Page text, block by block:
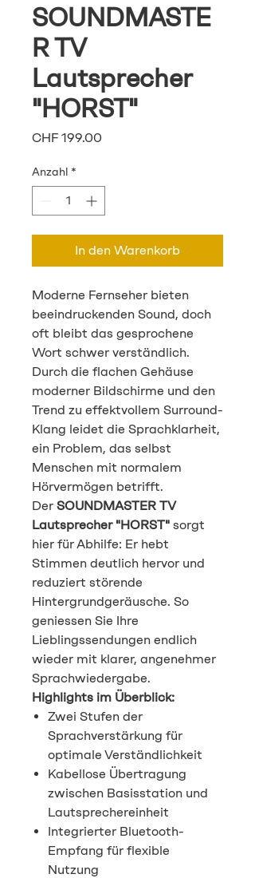
SOUNDMASTE
R TV
Lautsprecher
"HORST"
CHF 199.00
Anzahl *
In den Warenkorb
Moderne Fernseher bieten
beeindruckenden Sound, doch
oft bleibt das gesprochene
Wort schwer verständlich.
Durch die flachen Gehäuse
moderner Bildschirme und den
Trend zu effektvollem Surround-
Klang leidet die Sprachklarheit,
ein Problem, das selbst
Menschen mit normalem
Hörvermögen betrifft.
Der SOUNDMASTER TV
Lautsprecher "HORST" sorgt
hier für Abhilfe: Er hebt
Stimmen deutlich hervor und
reduziert störende
Hintergrundgeräusche. So
geniessen Sie Ihre
Lieblingssendungen endlich
wieder mit klarer, angenehmer
Sprachwiedergabe.
Highlights im Überblick:
Zwei Stufen der
Sprachverstärkung für
optimale Verständlichkeit
Kabellose Übertragung
zwischen Basisstation und
Lautsprechereinheit
Integrierter Bluetooth-
Empfang für flexible
Nutzung